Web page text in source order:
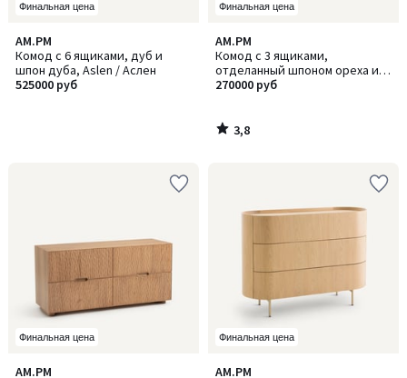
Финальная цена
AM.PM
Комод с 6 ящиками, дуб и
шпон дуба, Aslen / Аслен
525000 руб
Финальная цена
AM.PM
Комод с 3 ящиками,
отделанный шпоном ореха и
кожей, Firmo / Фирмо
270000 руб
3,8
/ 5
3,8
/
Финальная цена
AM.PM
Финальная цена
AM.PM
5